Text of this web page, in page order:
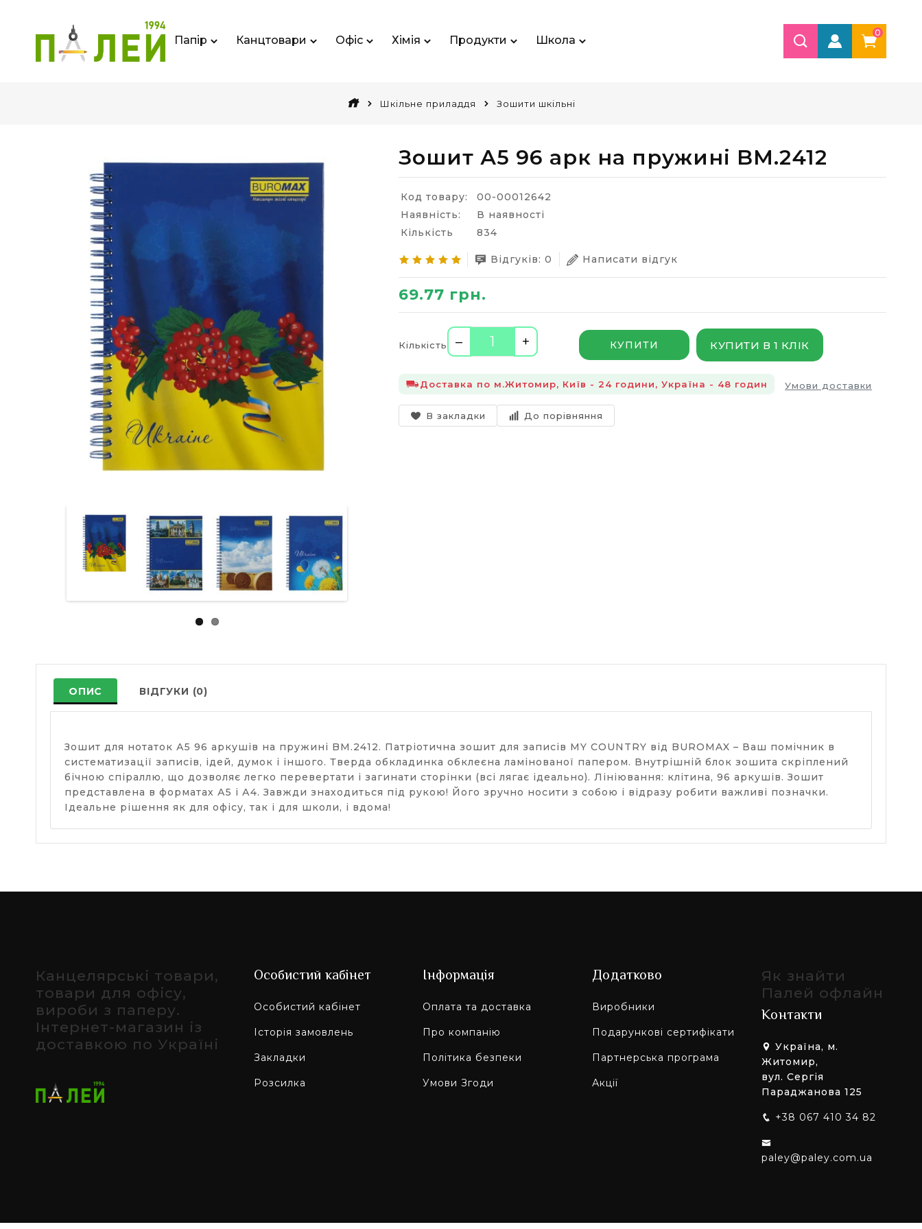
Папір Канцтовари Офіс Хімія Продукти Школа
0
Шкільне приладдя Зошити шкільні
Зошит А5 96 арк на пружині BM.2412
Код товару:
00-00012642
Наявність:
В наявності
Кількість
834
Відгуків: 0 Написати відгук
69.77 грн.
Кількість – + КУПИТИ КУПИТИ В 1 КЛІК
Доставка по м.Житомир, Київ - 24 години, Україна - 48 годин Умови доставки
В закладки До порівняння
ОПИС ВІДГУКИ (0)
Зошит для нотаток А5 96 аркушів на пружині BM.2412. Патріотична зошит для записів MY COUNTRY від BUROMAX – Ваш помічник в
систематизації записів, ідей, думок і іншого. Тверда обкладинка обклеєна ламінованої папером. Внутрішній блок зошита скріплений
бічною спіраллю, що дозволяє легко перевертати і загинати сторінки (всі лягає ідеально). Лініювання: клітина, 96 аркушів. Зошит
представлена в форматах А5 і А4. Завжди знаходиться під рукою! Його зручно носити з собою і відразу робити важливі позначки.
Ідеальне рішення як для офісу, так і для школи, і вдома!
Канцелярські товари,
товари для офісу,
вироби з паперу.
Інтернет-магазин із
доставкою по Україні
Особистий кабінет
Особистий кабінет
Історія замовлень
Закладки
Розсилка
Інформація
Оплата та доставка
Про компанію
Політика безпеки
Умови Згоди
Додатково
Виробники
Подарункові сертифікати
Партнерська програма
Акції
Як знайти
Палей офлайн
Контакти
Україна, м.
Житомир,
вул. Сергія
Параджанова 125
+38 067 410 34 82
paley@paley.com.ua